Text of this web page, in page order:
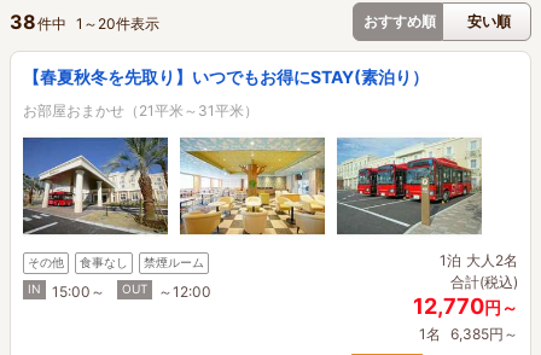
おすすめ順
安い順
38件中 1 ～ 20件表示
【春夏秋冬を先取り】いつでもお得にSTAY(素泊り）
お部屋おまかせ（21平米～31平米）
その他 食事なし
禁煙ルーム
IN
15:00～ OUT ～12:00
1泊 大人2名
合計(税込)
12,770円～
1名 6,385円～